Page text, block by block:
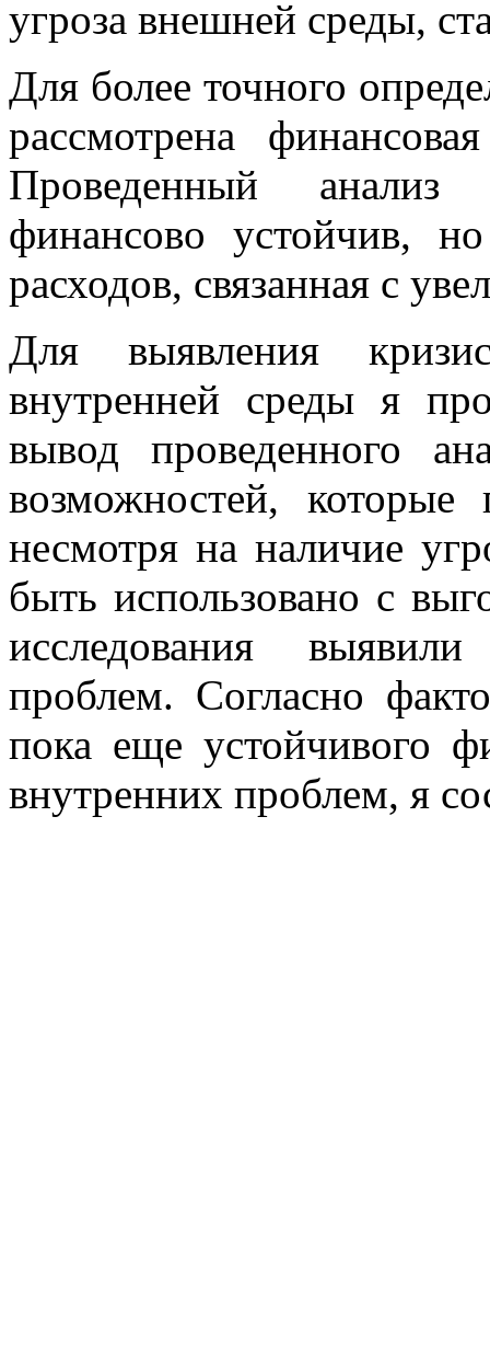
угроза внешней среды,
Для более точного
рассмотрена
Проведенный анализ
финансово устойчив,
расходов, связанная с
Для выявления
внутренней среды я
вывод проведенного
возможностей, которые
несмотря на наличие
быть использовано с
исследования
проблем. Согласно
пока еще устойчивого
внутренних проблем, я